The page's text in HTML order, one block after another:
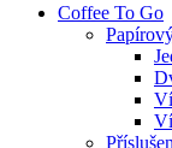
Coffee To Go